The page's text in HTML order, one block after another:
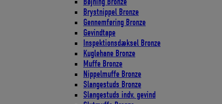
Brystnippel Bronze
Gennemføring Bronze
Gevindtape
Inspektionsdæksel Bronze
Kuglehane Bronze
Muffe Bronze
Nippelmuffe Bronze
Slangestuds Bronze
Slangestuds indv. gevind